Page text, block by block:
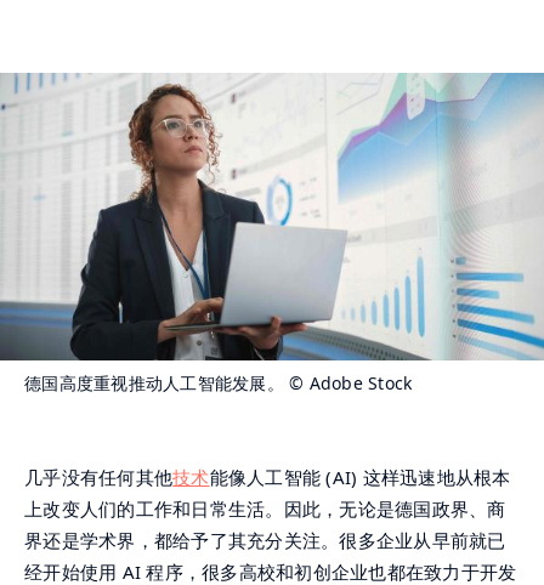
德国高度重视推动人工智能发展。© Adobe Stock
几乎没有任何其他技术能像人工智能 (AI) 这样迅速地从根本
上改变人们的工作和日常生活。因此，无论是德国政界、商
界还是学术界，都给予了其充分关注。很多企业从早前就已
经开始使用 AI 程序，很多高校和初创企业也都在致力于开发